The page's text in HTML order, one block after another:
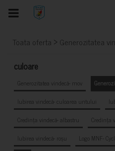
Toata oferta > Generozitatea
culoare
Generozitatea vindecă- mov
Iubirea vindecă- culoarea untului
Credința vindecă- albastru
Credința
Iubirea vindecă- roșu
Logo MNF-